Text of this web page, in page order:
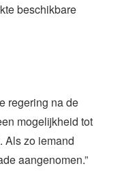
beschikbare
regering na de
mogelijkheid tot
Als zo iemand
aangenomen.”